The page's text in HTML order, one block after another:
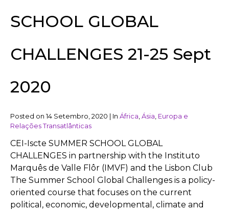
SCHOOL GLOBAL
CHALLENGES 21-25 Sept
2020
Posted on 14 Setembro, 2020 In África, Ásia, Europa e
Relações Transatlânticas
CEI-Iscte SUMMER SCHOOL GLOBAL
CHALLENGES in partnership with the Instituto
Marquês de Valle Flôr (IMVF) and the Lisbon Club
The Summer School Global Challenges is a policy-
oriented course that focuses on the current
political, economic, developmental, climate and